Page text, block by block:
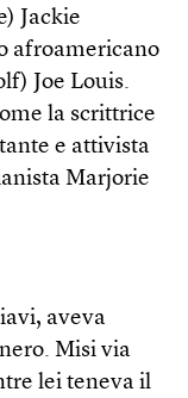
Jackie
afroamericano
Joe Louis.
la scrittrice
e attivista
Marjorie
aveva
Misi via
lei teneva il